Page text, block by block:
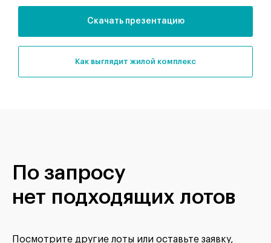
Скачать презентацию
как выглядит жилой комплекс
По запросу
нет подходящих лотов
Посмотрите другие лоты или оставьте заявку,